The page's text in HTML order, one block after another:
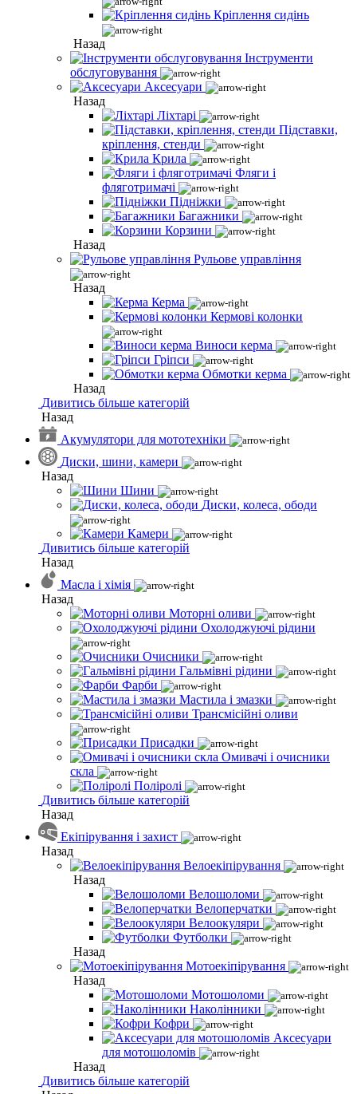
Кріплення сидінь
Назад
Інструменти
обслуговування
Аксесуари
Назад
Ліхтарі
Підставки,
кріплення, стенди
Крила
Фляги і
фляготримачі
Підніжки
Багажники
Корзини
Назад
Рульове управління
Назад
Керма
Кермові колонки
Виноси керма
Гріпси
Обмотки керма
Назад
Дивитись більше категорій
Назад
Акумулятори для мототехніки
Диски, шини, камери
Назад
Шини
Диски, колеса, ободи
Камери
Дивитись більше категорій
Назад
Масла і хімія
Назад
Моторні оливи
Охолоджуючі рідини
Очисники
Гальмівні рідини
Фарби
Мастила і змазки
Трансмісійні оливи
Присадки
Омивачі і очисники
скла
Поліролі
Дивитись більше категорій
Назад
Екіпірування і захист
Назад
Велоекіпірування
Назад
Велошоломи
Велоперчатки
Велоокуляри
Футболки
Назад
Мотоекіпірування
Назад
Мотошоломи
Наколінники
Кофри
Аксесуари
для мотошоломів
Назад
Дивитись більше категорій